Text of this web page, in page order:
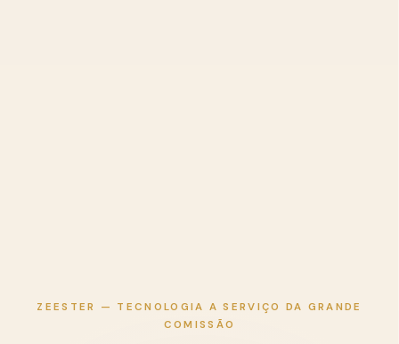
ZEESTER — TECNOLOGIA A SERVIÇO DA GRANDE
COMISSÃO